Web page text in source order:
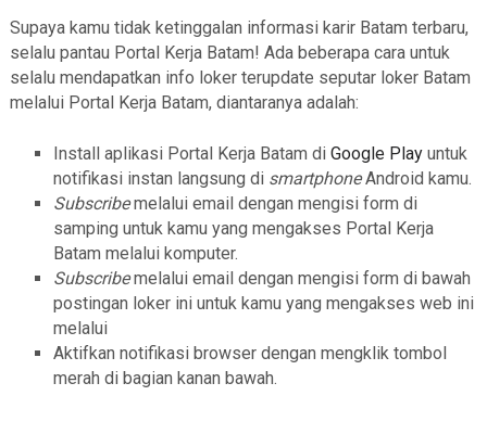
Supaya kamu tidak ketinggalan informasi karir Batam terbaru,
selalu pantau Portal Kerja Batam! Ada beberapa cara untuk
selalu mendapatkan info loker terupdate seputar loker Batam
melalui Portal Kerja Batam, diantaranya adalah:
Install aplikasi Portal Kerja Batam di Google Playuntuk
notifikasi instan langsung di smartphoneAndroid kamu.
Subscribemelalui email dengan mengisi form di
samping untuk kamu yang mengakses Portal Kerja
Batam melalui komputer.
Subscribemelalui email dengan mengisi form di bawah
postingan loker ini untuk kamu yang mengakses web ini
melalui
Aktifkan notifikasi browser dengan mengklik tombol
merah di bagian kanan bawah.